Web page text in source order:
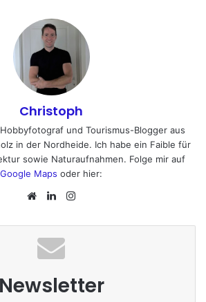
Christoph
und Tourismus-Blogger aus
in der Nordheide. Ich habe ein Faible für
sowie Naturaufnahmen. Folge mir auf
Google Maps oder hier:
We
eit
e
Lin
dIn ra
Newsletter